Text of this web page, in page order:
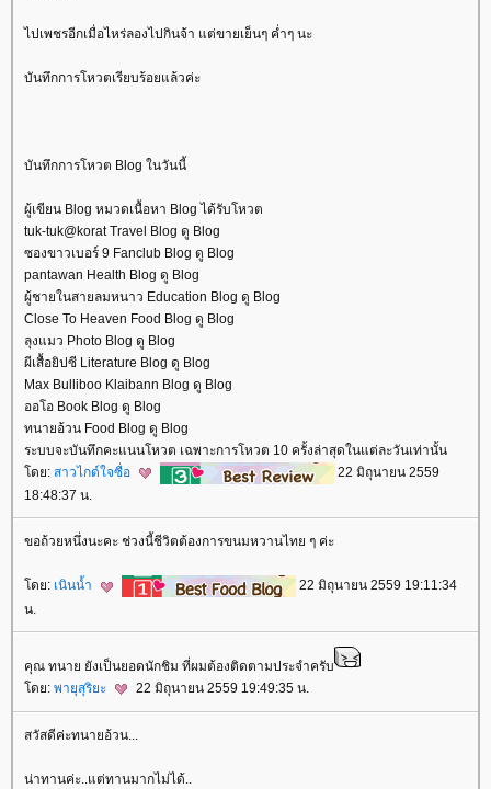
ไปเพชรอีกเมื่อไหร่ลองไปกินจ้า แต่ขายเย็นๆ ค่ำๆ นะ
บันทึกการโหวตเรียบร้อยแล้วค่ะ
บันทึกการโหวต Blog ในวันนี้
ผู้เขียน Blog หมวดเนื้อหา Blog ได้รับโหวต
tuk-tuk@korat Travel Blog ดู Blog
ซองขาวเบอร์ 9 Fanclub Blog ดู Blog
pantawan Health Blog ดู Blog
ผู้ชายในสายลมหนาว Education Blog ดู Blog
Close To Heaven Food Blog ดู Blog
ลุงแมว Photo Blog ดู Blog
ผีเสื้อยิปซี Literature Blog ดู Blog
Max Bulliboo Klaibann Blog ดู Blog
ออโอ Book Blog ดู Blog
ทนายอ้วน Food Blog ดู Blog
ระบบจะบันทึกคะแนนโหวต เฉพาะการโหวต 10 ครั้งล่าสุดในแต่ละวันเท่านั้น
ดย: สาวไกด์ใจซื่อ
22 มิถุนายน 2559
18:48:37 น.
ขอถ้วยหนึ่งนะคะ ช่วงนี้ชีวิตต้องการขนมหวานไทย ๆ ค่ะ
ดย: เนินน้ำ
22 มิถุนายน 2559 19:11:34
น.
คุณ ทนาย ยังเป็นยอดนักชิม ที่ผมต้องติดตามประจำครับ
ดย: พายุสุริยะ 22 มิถุนายน 2559 19:49:35 น.
สวัสดีค่ะทนายอ้วน...
น่าทานค่ะ..แต่ทานมากไม่ได้..